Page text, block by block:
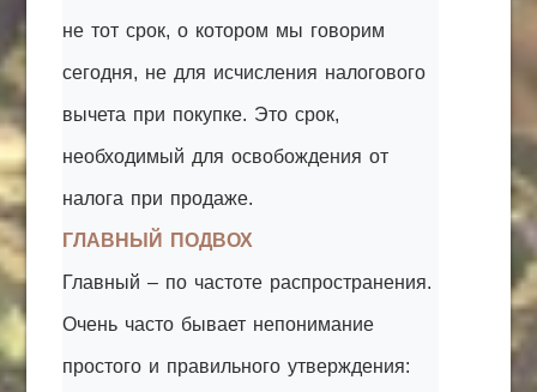
не тот срок, о котором мы говорим
сегодня, не для исчисления налогового
вычета при покупке. Это срок,
необходимый для освобождения от
налога при продаже.
ГЛАВНЫЙ ПОДВОХ
Главный – по частоте распространения.
Очень часто бывает непонимание
простого и правильного утверждения: